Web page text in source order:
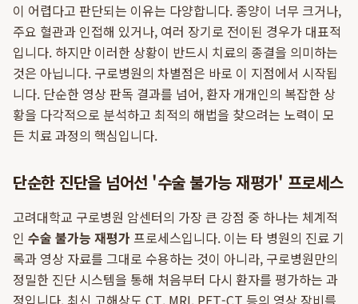
이 어렵다고 판단되는 이유는 다양합니다. 종양이 너무 크거나,
주요 혈관과 인접해 있거나, 여러 장기로 전이된 경우가 대표적
입니다. 하지만 이러한 상황이 반드시 치료의 종결을 의미하는
것은 아닙니다. 구로병원의 차별점은 바로 이 지점에서 시작됩
니다. 단순한 영상 판독 결과를 넘어, 환자 개개인의 복잡한 상
황을 다각적으로 분석하고 최적의 해법을 찾으려는 노력이 모
든 치료 과정의 핵심입니다.
단순한 진단을 넘어선 '수술 불가능 재평가' 프로세스
고려대학교 구로병원 암센터의 가장 큰 강점 중 하나는 체계적
인 수술 불가능 재평가 프로세스입니다. 이는 타 병원의 진료 기
록과 영상 자료를 그대로 수용하는 것이 아니라, 구로병원만의
정밀한 진단 시스템을 통해 처음부터 다시 환자를 평가하는 과
정입니다. 최신 고해상도 CT, MRI, PET-CT 등의 영상 장비를